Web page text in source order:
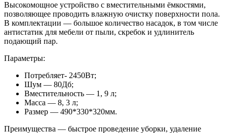
Высокомощное устройство с вместительными ёмкостями,
позволяющее проводить влажную очистку поверхности пола.
В комплектации — большое количество насадок, в том числе
антистатик для мебели от пыли, скребок и удлинитель
подающий пар.
Параметры:
Потребляет- 2450Вт;
Шум — 80Дб;
Вместительность — 1, 9 л;
Масса — 8, 3 л;
Размер — 490*330*320мм.
Преимущества — быстрое проведение уборки, удаление